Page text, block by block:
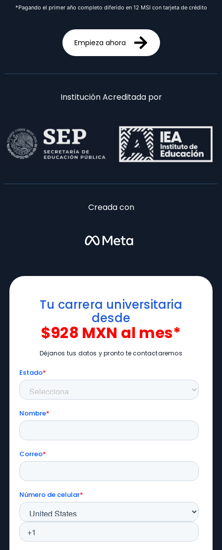
*Pagando el primer año completo diferido en 12 MSI con tarjeta de crédito
Empieza ahora
Institución Acreditada por
Creada con